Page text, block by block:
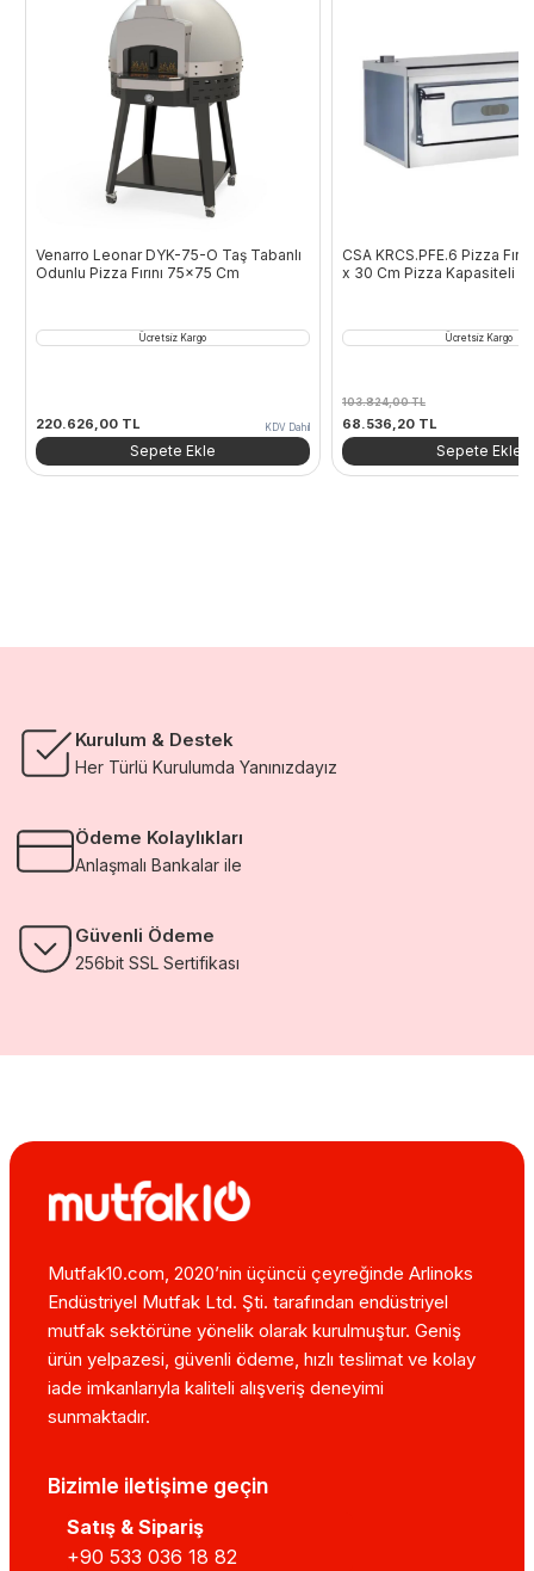
Venarro Leonar DYK-75-O Taş Tabanlı
Odunlu Pizza Fırını 75×75 Cm
Ücretsiz Kargo
220.626,00 TL KDV Dahil
Sepete Ekle
CSA KRCS.PFE.6 Pizza
x 30 Cm Pizza Kapasiteli
Ücretsiz Kargo
103.824,00TL
Orijinal
fiyat:
103.824,00 TL.
68.536,20 TL
andaki
fiyat:
Sepete Ekle
Kurulum & Destek
Her Türlü Kurulumda Yanınızdayız
Ödeme Kolaylıkları
Anlaşmalı Bankalar ile
Güvenli Ödeme
256bit SSL Sertifikası
Mutfak10.com, 2020’nin üçüncü çeyreğinde Arlinoks
Endüstriyel Mutfak Ltd. Şti. tarafından endüstriyel
mutfak sektörüne yönelik olarak kurulmuştur. Geniş
ürün yelpazesi, güvenli ödeme, hızlı teslimat ve kolay
iade imkanlarıyla kaliteli alışveriş deneyimi
sunmaktadır.
Bizimle iletişime geçin
Satış & Sipariş
+90 533 036 18 82